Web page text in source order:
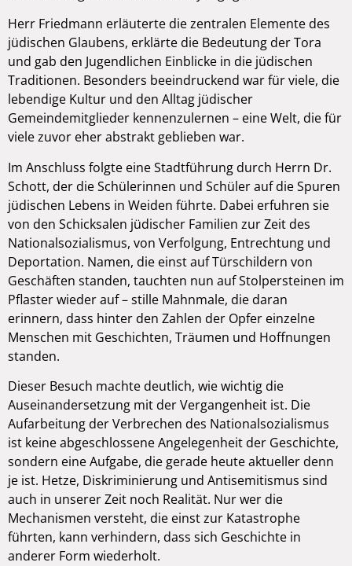
Herr Friedmann erläuterte die zentralen Elemente des
jüdischen Glaubens, erklärte die Bedeutung der Tora
und gab den Jugendlichen Einblicke in die jüdischen
Traditionen. Besonders beeindruckend war für viele, die
lebendige Kultur und den Alltag jüdischer
Gemeindemitglieder kennenzulernen – eine Welt, die für
viele zuvor eher abstrakt geblieben war.
Im Anschluss folgte eine Stadtführung durch Herrn Dr.
Schott, der die Schülerinnen und Schüler auf die Spuren
jüdischen Lebens in Weiden führte. Dabei erfuhren sie
von den Schicksalen jüdischer Familien zur Zeit des
Nationalsozialismus, von Verfolgung, Entrechtung und
Deportation. Namen, die einst auf Türschildern von
Geschäften standen, tauchten nun auf Stolpersteinen im
Pflaster wieder auf – stille Mahnmale, die daran
erinnern, dass hinter den Zahlen der Opfer einzelne
Menschen mit Geschichten, Träumen und Hoffnungen
standen.
Dieser Besuch machte deutlich, wie wichtig die
Auseinandersetzung mit der Vergangenheit ist. Die
Aufarbeitung der Verbrechen des Nationalsozialismus
ist keine abgeschlossene Angelegenheit der Geschichte,
sondern eine Aufgabe, die gerade heute aktueller denn
je ist. Hetze, Diskriminierung und Antisemitismus sind
auch in unserer Zeit noch Realität. Nur wer die
Mechanismen versteht, die einst zur Katastrophe
führten, kann verhindern, dass sich Geschichte in
anderer Form wiederholt.